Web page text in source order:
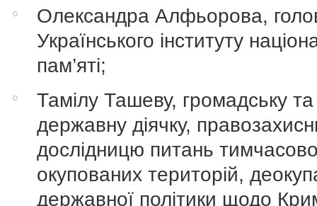
Олександра Алфьорова,
Українського інституту
пам’яті;
Тамілу Ташеву, громадську та
державну діячку,
дослідницю питань
окупованих територій,
державної політики щодо